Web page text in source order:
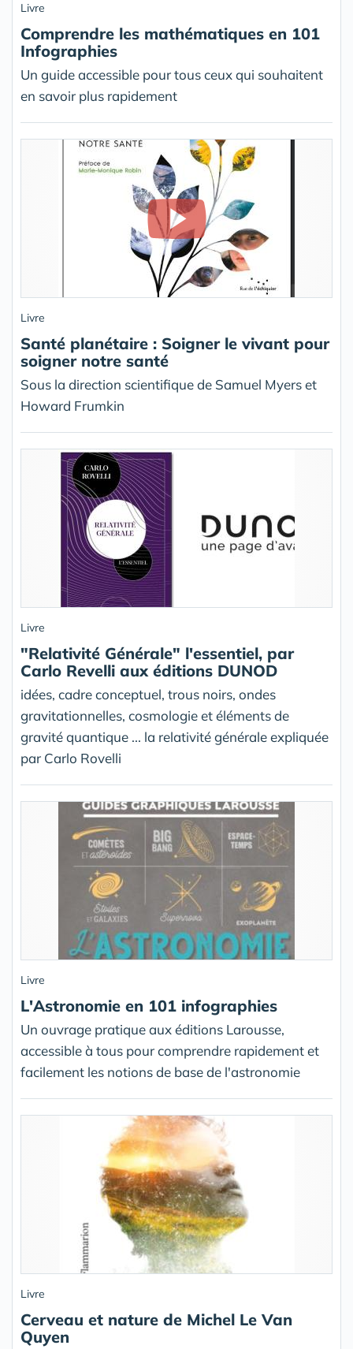
Livre
Comprendre les mathématiques en 101
Infographies
Un guide accessible pour tous ceux qui souhaitent
en savoir plus rapidement
Livre
Santé planétaire : Soigner le vivant pour
soigner notre santé
Sous la direction scientifique de Samuel Myers et
Howard Frumkin
Livre
"Relativité Générale" l'essentiel, par
Carlo Revelli aux éditions DUNOD
idées, cadre conceptuel, trous noirs, ondes
gravitationnelles, cosmologie et éléments de
gravité quantique ... la relativité générale expliquée
par Carlo Rovelli
Livre
L'Astronomie en 101 infographies
Un ouvrage pratique aux éditions Larousse,
accessible à tous pour comprendre rapidement et
facilement les notions de base de l'astronomie
Livre
Cerveau et nature de Michel Le Van
Quyen